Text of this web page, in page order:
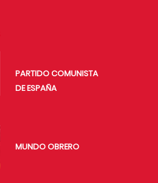
PARTIDO COMUNISTA
DE ESPAÑA
MUNDO OBRERO